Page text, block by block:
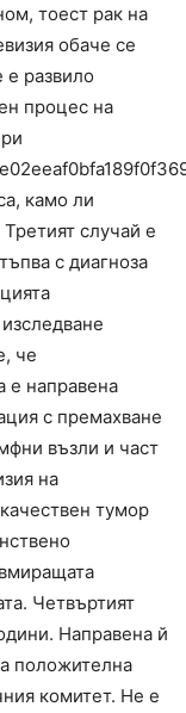
тоест рак на
обаче се
е развило
процес на
камо ли
случай е
с диагноза
че
е направена
с премахване
възли и част
на
тумор
Четвъртият
Направена й
положителна
комитет. Не е